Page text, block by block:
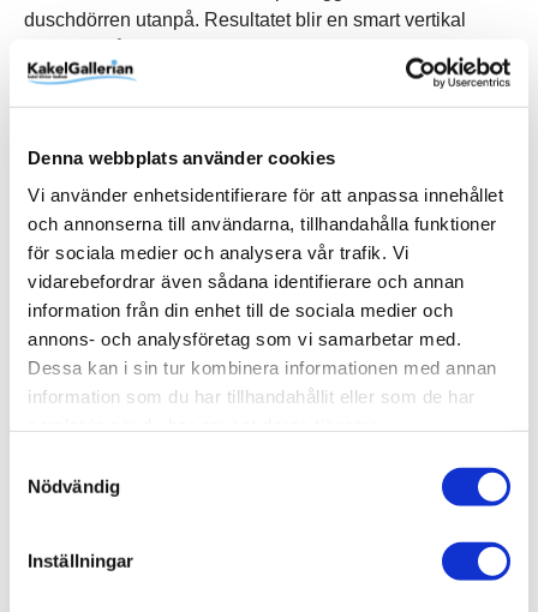
Denna webbplats använder cookies
Vi använder enhetsidentifierare för att anpassa innehållet
och annonserna till användarna, tillhandahålla funktioner
för sociala medier och analysera vår trafik. Vi
vidarebefordrar även sådana identifierare och annan
information från din enhet till de sociala medier och
annons- och analysföretag som vi samarbetar med.
Dessa kan i sin tur kombinera informationen med annan
information som du har tillhandahållit eller som de har
Nödvändig
Inställningar
duschdörren utanpå. Resultatet blir en smart vertikal
familjens alla schampo- och duschflaskor utan att ta extra
onödig plats i själva duschytan. Pile kommer med fem
behov. Skruvas i vägg alternativt limmas upp med Safe-
Fix.
Produktinformation
SKU /
artikelnummer:
56030971+80000685+80000676-
INR
Relaterade kategorier
Varumärken / INR /